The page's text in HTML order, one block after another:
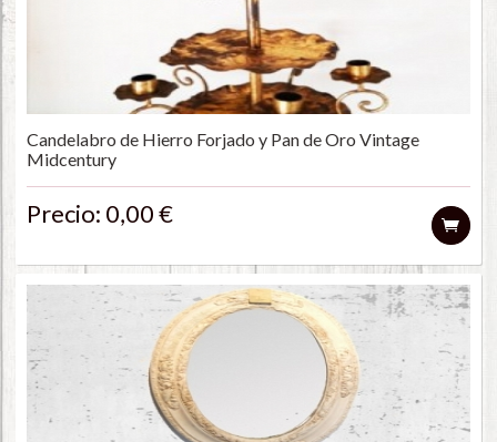
Candelabro de Hierro Forjado y Pan de Oro Vintage
Midcentury
Precio: 0,00 €